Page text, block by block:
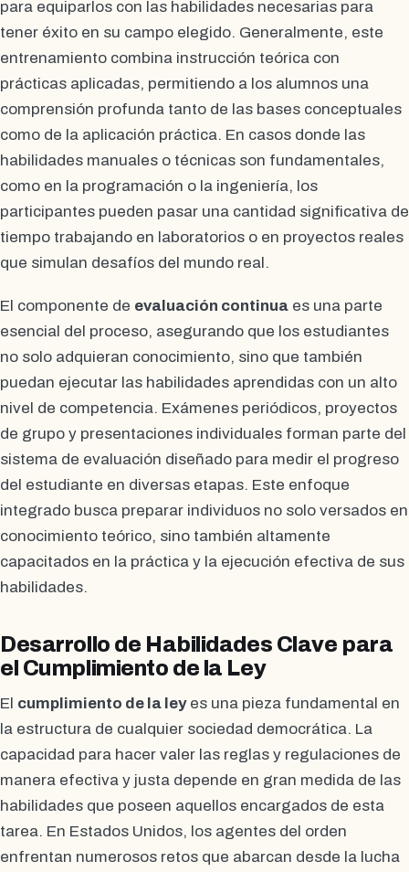
para equiparlos con las habilidades necesarias para
tener éxito en su campo elegido. Generalmente, este
entrenamiento combina instrucción teórica con
prácticas aplicadas, permitiendo a los alumnos una
comprensión profunda tanto de las bases conceptuales
como de la aplicación práctica. En casos donde las
habilidades manuales o técnicas son fundamentales,
como en la programación o la ingeniería, los
participantes pueden pasar una cantidad significativa de
tiempo trabajando en laboratorios o en proyectos reales
que simulan desafíos del mundo real.
El componente de evaluación continua es una parte
esencial del proceso, asegurando que los estudiantes
no solo adquieran conocimiento, sino que también
puedan ejecutar las habilidades aprendidas con un alto
nivel de competencia. Exámenes periódicos, proyectos
de grupo y presentaciones individuales forman parte del
sistema de evaluación diseñado para medir el progreso
del estudiante en diversas etapas. Este enfoque
integrado busca preparar individuos no solo versados en
conocimiento teórico, sino también altamente
capacitados en la práctica y la ejecución efectiva de sus
habilidades.
Desarrollo de Habilidades Clave para
el Cumplimiento de la Ley
El cumplimiento de la leyes una pieza fundamental en
la estructura de cualquier sociedad democrática. La
capacidad para hacer valer las reglas y regulaciones de
manera efectiva y justa depende en gran medida de las
habilidades que poseen aquellos encargados de esta
tarea. En Estados Unidos, los agentes del orden
enfrentan numerosos retos que abarcan desde la lucha